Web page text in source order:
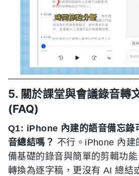
5. 關於課堂與會議錄音轉
(FAQ)
Q1: iPhone 內建的語音備忘錄
音總結嗎？ 不行。iPhone 內建
備基礎的錄音與簡單的剪輯功
轉換為逐字稿，更沒有 AI 總結